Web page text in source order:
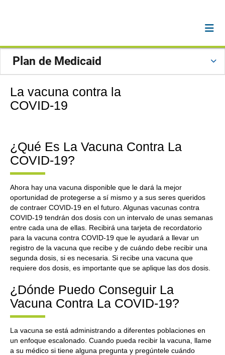
Plan de Medicaid
La vacuna contra la
COVID-19
¿Qué Es La Vacuna Contra La
COVID-19?
Ahora hay una vacuna disponible que le dará la mejor
oportunidad de protegerse a sí mismo y a sus seres queridos
de contraer COVID-19 en el futuro. Algunas vacunas contra
COVID-19 tendrán dos dosis con un intervalo de unas semanas
entre cada una de ellas. Recibirá una tarjeta de recordatorio
para la vacuna contra COVID-19 que le ayudará a llevar un
registro de la vacuna que recibe y de cuándo debe recibir una
segunda dosis, si es necesaria. Si recibe una vacuna que
requiere dos dosis, es importante que se aplique las dos dosis.
¿Dónde Puedo Conseguir La
Vacuna Contra La COVID-19?
La vacuna se está administrando a diferentes poblaciones en
un enfoque escalonado. Cuando pueda recibir la vacuna, llame
a su médico si tiene alguna pregunta y pregúntele cuándo